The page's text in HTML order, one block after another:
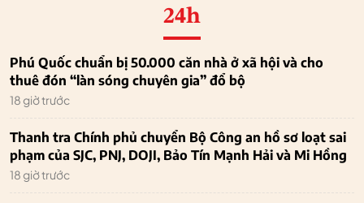
24h
Phú Quốc chuẩn bị 50.000 căn nhà ở xã hội và cho
thuê đón “làn sóng chuyên gia” đổ bộ
18 giờ trước
Thanh tra Chính phủ chuyển Bộ Công an hồ sơ loạt sai
phạm của SJC, PNJ, DOJI, Bảo Tín Mạnh Hải và Mi Hồng
18 giờ trước